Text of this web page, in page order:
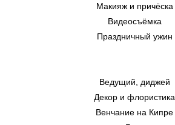
Макияж и причёска
Видеосъёмка
Праздничный ужин
Ведущий, диджей
Декор и флористика
Венчание на Кипре